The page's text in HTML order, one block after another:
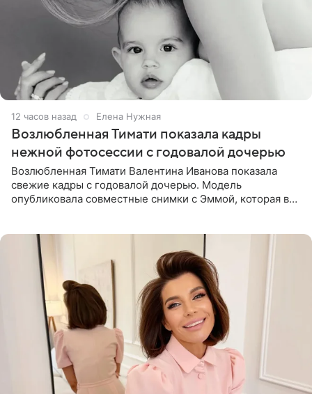
12 часов назад Елена Нужная
Возлюбленная Тимати показала кадры
нежной фотосессии с годовалой дочерью
Возлюбленная Тимати Валентина Иванова показала
свежие кадры с годовалой дочерью. Модель
опубликовала совместные снимки с Эммой, которая в